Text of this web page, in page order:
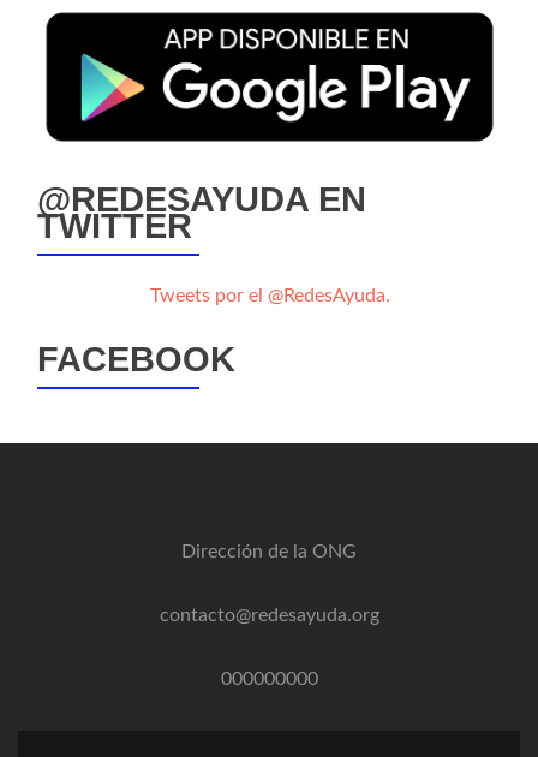
@REDESAYUDA EN
TWITTER
Tweets por el @RedesAyuda.
FACEBOOK
Dirección de la ONG
contacto@redesayuda.org
000000000